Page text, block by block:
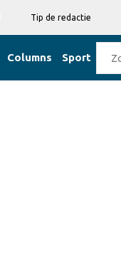
Tip de redactie
Columns Sport